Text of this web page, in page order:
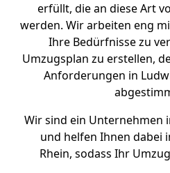
erfüllt, die an diese Art
werden. Wir arbeiten eng
Ihre Bedürfnisse zu
Umzugsplan zu erstellen,
Anforderungen in
Wir sind ein Unternehmen
und helfen Ihnen dabei
Rhein, sodass Ihr